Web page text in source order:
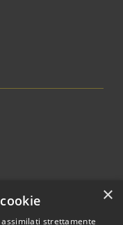
×
strettamente